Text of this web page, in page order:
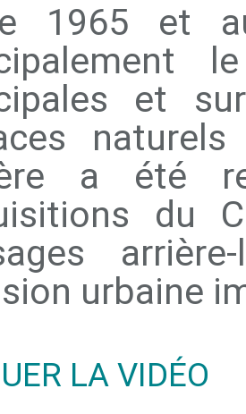
1965 et
et
a été
du
urbaine
LA VIDÉO